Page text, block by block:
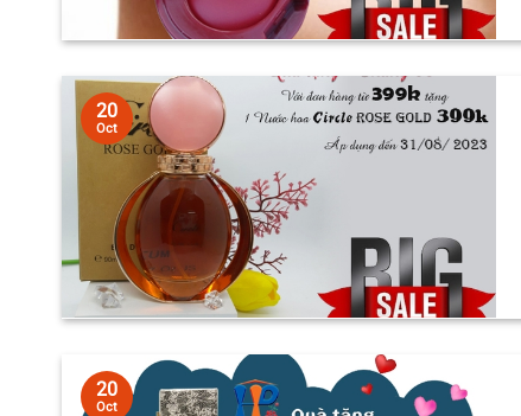
20
Oct
20
Oct